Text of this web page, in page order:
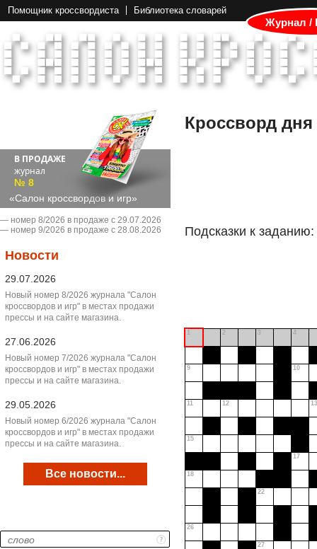
Помощник кроссвордиста Библиотека словарей
Журнал /
В ПРОДАЖЕ
журнал
№ 8
«Салон кроссвордов и игр»
― номер 8/2026 в продаже с 29.07.2026
― номер 9/2026 в продаже с 28.08.2026
Новости
29.07.2026
Новый номер 8/2026 журнала "Салон
кроссвордов и игр" в местах продажи
прессы и на сайте магазина.
27.06.2026
Новый номер 7/2026 журнала "Салон
кроссвордов и игр" в местах продажи
прессы и на сайте магазина.
29.05.2026
Новый номер 6/2026 журнала "Салон
кроссвордов и игр" в местах продажи
прессы и на сайте магазина.
Все новости...
Кроссворд дня
Подсказки к заданию:
1 2 3 4
9 10
11 12 13
15
17
18
22
26
27